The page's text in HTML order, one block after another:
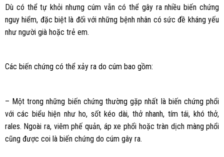
Dù có thể tự khỏi nhưng cúm vẫn có thể gây ra nhiều biến chứng
nguy hiểm, đặc biệt là đối với những bệnh nhân có sức đề kháng yếu
như người già hoặc trẻ em.
Các biến chứng có thể xảy ra do cúm bao gồm:
– Một trong những biến chứng thường gặp nhất là biến chứng phổi
với các biểu hiện như ho, sốt kéo dài, thở nhanh, tím tái, khó thở,
rales. Ngoài ra, viêm phế quản, áp xe phổi hoặc tràn dịch màng phổi
cũng được coi là biến chứng do cúm gây ra.